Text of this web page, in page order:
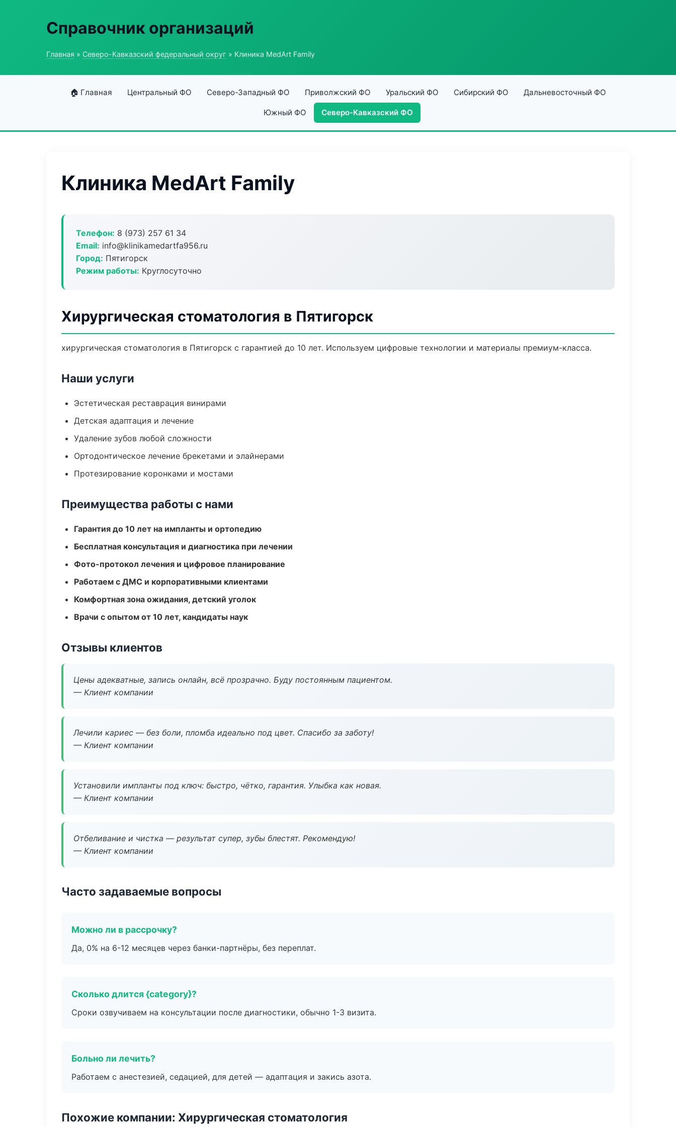
Справочник организаций
Главная » Северо-Кавказский федеральный округ » Клиника MedArt Family
🏠 Главная Центральный ФО Северо-Западный ФО Приволжский ФО Уральский ФО Сибирский ФО Дальневосточный ФО
Южный ФО Северо-Кавказский ФО
Клиника MedArt Family
Телефон: 8 (973) 257 61 34
Email: info@klinikamedartfa956.ru
Город: Пятигорск
Режим работы: Круглосуточно
Хирургическая стоматология в Пятигорск
хирургическая стоматология в Пятигорск с гарантией до 10 лет. Используем цифровые технологии и материалы премиум-класса.
Наши услуги
Эстетическая реставрация винирами
Детская адаптация и лечение
Удаление зубов любой сложности
Ортодонтическое лечение брекетами и элайнерами
Протезирование коронками и мостами
Преимущества работы с нами
Гарантия до 10 лет на импланты и ортопедию
Бесплатная консультация и диагностика при лечении
Фото-протокол лечения и цифровое планирование
Работаем с ДМС и корпоративными клиентами
Комфортная зона ожидания, детский уголок
Врачи с опытом от 10 лет, кандидаты наук
Отзывы клиентов
Цены адекватные, запись онлайн, всё прозрачно. Буду постоянным пациентом.
— Клиент компании
Лечили кариес — без боли, пломба идеально под цвет. Спасибо за заботу!
— Клиент компании
Установили импланты под ключ: быстро, чётко, гарантия. Улыбка как новая.
— Клиент компании
Отбеливание и чистка — результат супер, зубы блестят. Рекомендую!
— Клиент компании
Часто задаваемые вопросы
Можно ли в рассрочку?
Да, 0% на 6-12 месяцев через банки-партнёры, без переплат.
Сколько длится {category}?
Сроки озвучиваем на консультации после диагностики, обычно 1-3 визита.
Больно ли лечить?
Работаем с анестезией, седацией, для детей — адаптация и закись азота.
Похожие компании: Хирургическая стоматология